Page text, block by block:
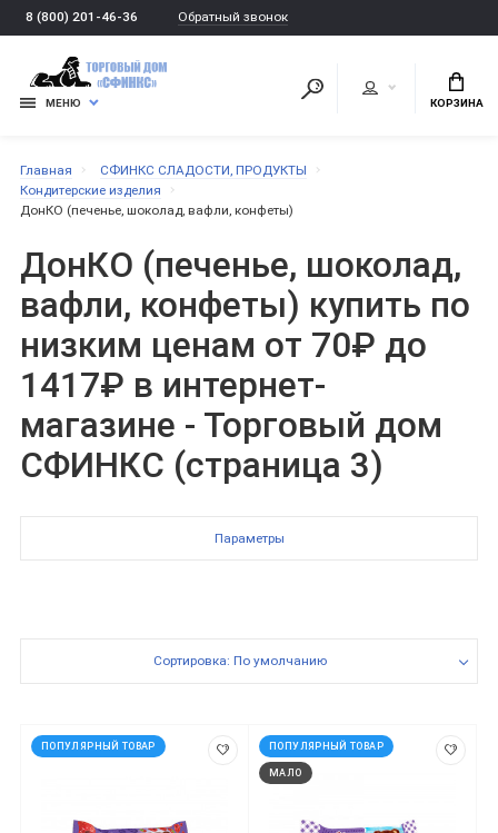
8 (800) 201-46-36 Обратный звонок
МЕНЮ КОРЗИНА
Главная
СФИНКС СЛАДОСТИ, ПРОДУКТЫ
Кондитерские изделия
ДонКО (печенье, шоколад, вафли, конфеты)
ДонКО (печенье, шоколад,
вафли, конфеты) купить по
низким ценам от 70₽ до
1417₽ в интернет-
магазине - Торговый дом
СФИНКС (страница 3)
Параметры
Сортировка: По умолчанию
ПОПУЛЯРНЫЙ ТОВАР ПОПУЛЯРНЫЙ ТОВАР
МАЛО